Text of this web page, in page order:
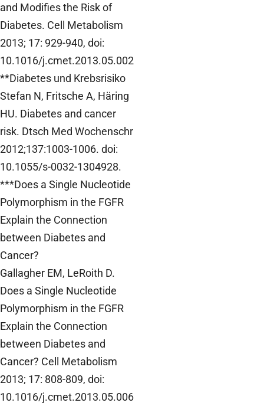
and Modifies the Risk of
Diabetes. Cell Metabolism
2013; 17: 929-940, doi:
10.1016/j.cmet.2013.05.002
**Diabetes und Krebsrisiko
Stefan N, Fritsche A, Häring
HU. Diabetes and cancer
risk. Dtsch Med Wochenschr
2012;137:1003-1006. doi:
10.1055/s-0032-1304928.
***Does a Single Nucleotide
Polymorphism in the FGFR
Explain the Connection
between Diabetes and
Cancer?
Gallagher EM, LeRoith D.
Does a Single Nucleotide
Polymorphism in the FGFR
Explain the Connection
between Diabetes and
Cancer? Cell Metabolism
2013; 17: 808-809, doi:
10.1016/j.cmet.2013.05.006